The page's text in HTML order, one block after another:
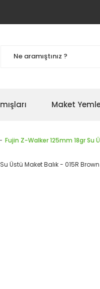
Maket
Fujin Z-Walker 125mm 18gr Su